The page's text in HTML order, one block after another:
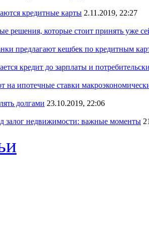
кредитные карты 2.11.2019, 22:27
решения, которые стоит принять уже
предлагают кешбек по кредитным
кредит до зарплаты и
на ипотечные ставки
долгами 23.10.2019, 22:06
залог недвижимости: важные моменты